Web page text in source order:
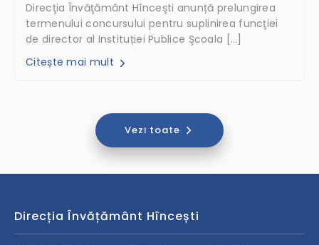
Direcţia Învăţământ Hînceşti anunță prelungirea
termenului concursului pentru suplinirea funcţiei
de director al Instituției Publice Şcoala […]
Citește mai mult
Vezi toate
Direcția Învățământ Hîncești